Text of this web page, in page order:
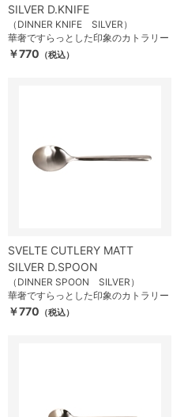
SILVER D.KNIFE
（DINNER KNIFE SILVER）
華奢ですらっとした印象のカトラリー
￥770 （税込）
SVELTE CUTLERY MATT
SILVER D.SPOON
（DINNER SPOON SILVER）
華奢ですらっとした印象のカトラリー
￥770 （税込）